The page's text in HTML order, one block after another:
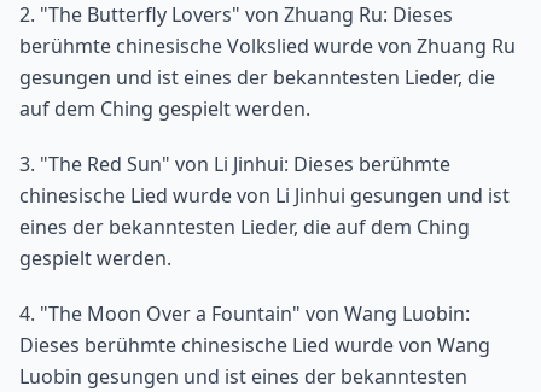
2. "The Butterfly Lovers" von Zhuang Ru: Dieses
berühmte chinesische Volkslied wurde von Zhuang Ru
gesungen und ist eines der bekanntesten Lieder, die
auf dem Ching gespielt werden.
3. "The Red Sun" von Li Jinhui: Dieses berühmte
chinesische Lied wurde von Li Jinhui gesungen und ist
eines der bekanntesten Lieder, die auf dem Ching
gespielt werden.
4. "The Moon Over a Fountain" von Wang Luobin:
Dieses berühmte chinesische Lied wurde von Wang
Luobin gesungen und ist eines der bekanntesten